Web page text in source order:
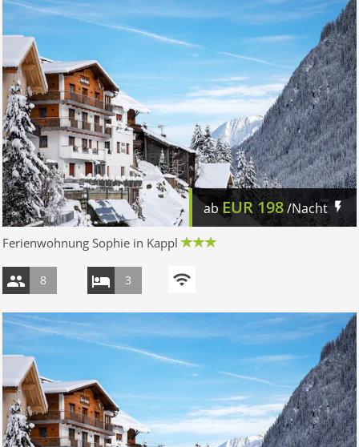
abEUR198/Nacht
Ferienwohnung Sophie in Kappl
8 3